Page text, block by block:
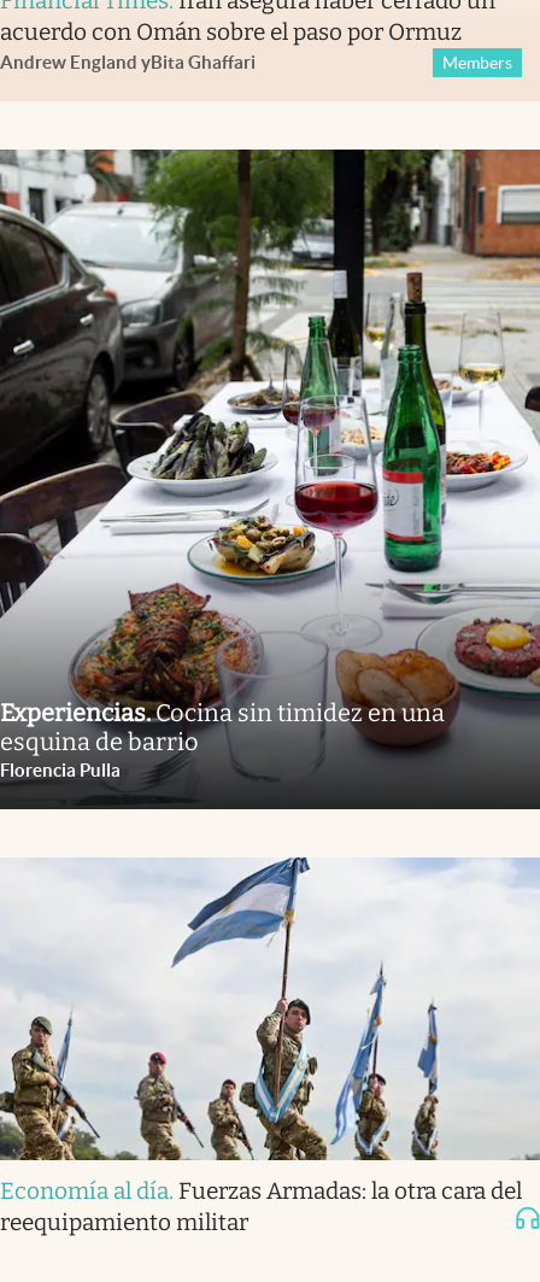
acuerdo con Omán sobre el paso por Ormuz
Andrew England yBita Ghaffari Members
Experiencias.Cocina sin timidez en una
esquina de barrio
Florencia Pulla
Economía al día. Fuerzas Armadas: la otra cara del
reequipamiento militar